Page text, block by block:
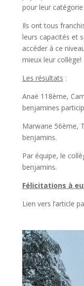
pour leur
Ils ont tous
leurs capacités et
accéder à ce
mieux leur collège!
Les résultats :
Anaë 118ème,
benjamines
Marwane 56ème,
benjamins.
Par équipe, le
benjamins.
Félicitations à
Lien vers l’article